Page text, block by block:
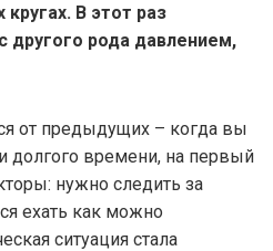
кругах. В этот раз
другого рода давлением,
от предыдущих – когда вы
долгого времени, на первый
нужно следить за
ехать как можно
ситуация стала